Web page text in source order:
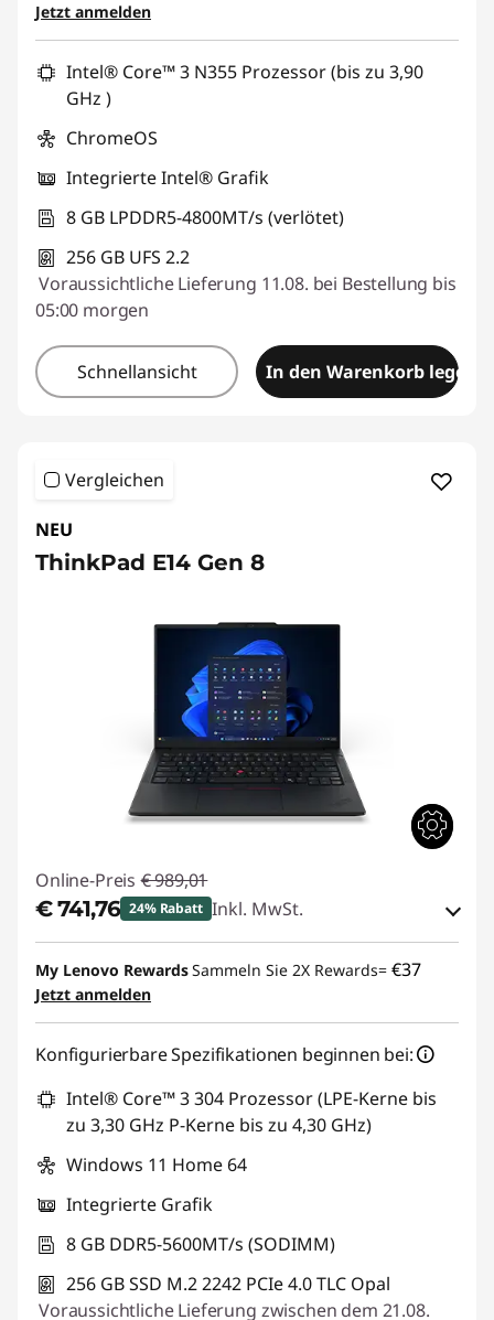
Jetzt anmelden
Intel® Core™ 3 N355 Prozessor (bis zu 3,90
GHz )
ChromeOS
Integrierte Intel® Grafik
8 GB LPDDR5-4800MT/s (verlötet)
256 GB UFS 2.2
Voraussichtliche Lieferung 11.08. bei Bestellung bis
05:00 morgen
Schnellansicht In den Warenkorb legen
Vergleichen
NEU
ThinkPad E14 Gen 8
Online-Preis € 989,01
€ 741,76 24% Rabatt Inkl. MwSt.
eCoupon-Rabatt :-€ 247,25
eCoupon :THINKDEAL
My Lenovo RewardsSammeln Sie 2X Rewards= €37
Jetzt anmelden
Konfigurierbare Spezifikationen beginnen bei:
Intel® Core™ 3 304 Prozessor (LPE-Kerne bis
zu 3,30 GHz P-Kerne bis zu 4,30 GHz)
Windows 11 Home 64
Integrierte Grafik
8 GB DDR5-5600MT/s (SODIMM)
256 GB SSD M.2 2242 PCIe 4.0 TLC Opal
Voraussichtliche Lieferung zwischen dem 21.08.